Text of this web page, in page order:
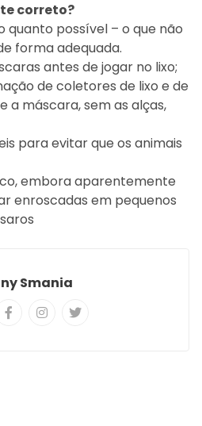
correto?
quanto possível – o que não
forma adequada.
antes de jogar no lixo;
de coletores de lixo e de
a máscara, sem as alças,
para evitar que os animais
embora aparentemente
enroscadas em pequenos
Smania